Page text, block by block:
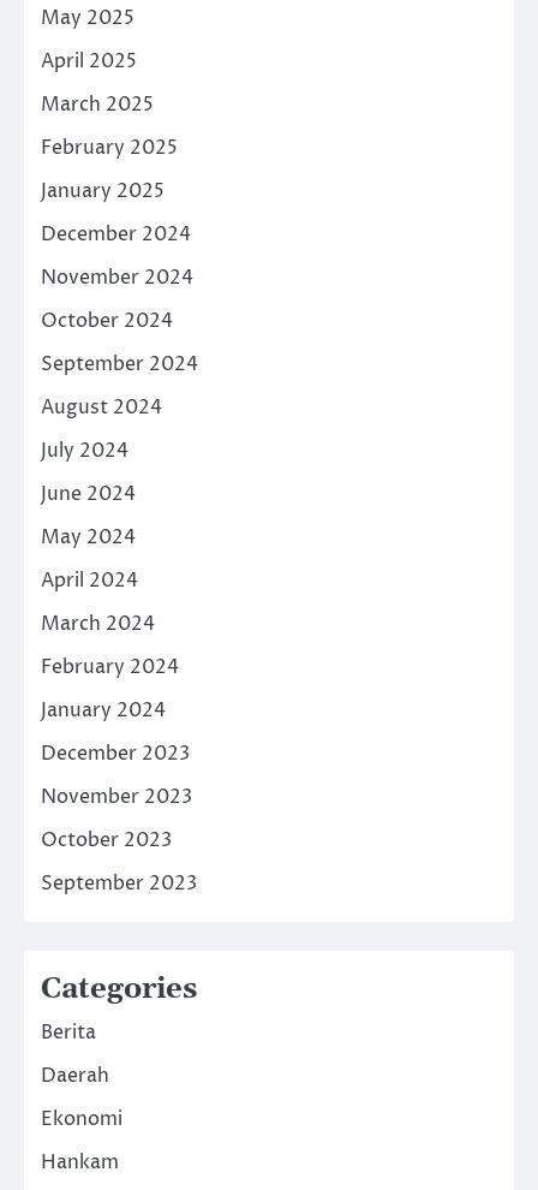
May 2025
April 2025
March 2025
February 2025
January 2025
December 2024
November 2024
October 2024
September 2024
August 2024
July 2024
June 2024
May 2024
April 2024
March 2024
February 2024
January 2024
December 2023
November 2023
October 2023
September 2023
Categories
Berita
Daerah
Ekonomi
Hankam